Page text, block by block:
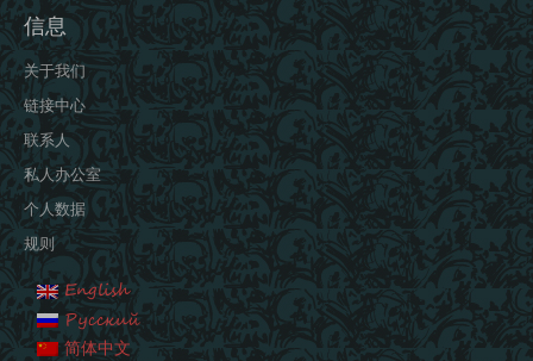
信息
关于我们
链接中心
联系人
私人办公室
个人数据
规则
English
Русский
简体中文